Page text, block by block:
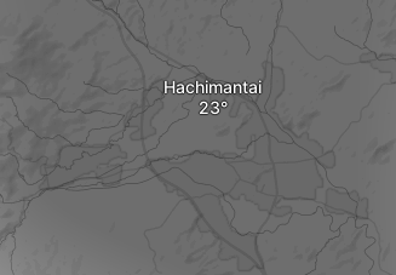
Hachimantai